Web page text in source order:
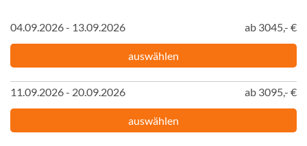
04.09.2026 - 13.09.2026 ab 3045,- €
auswählen
11.09.2026 - 20.09.2026 ab 3095,- €
auswählen